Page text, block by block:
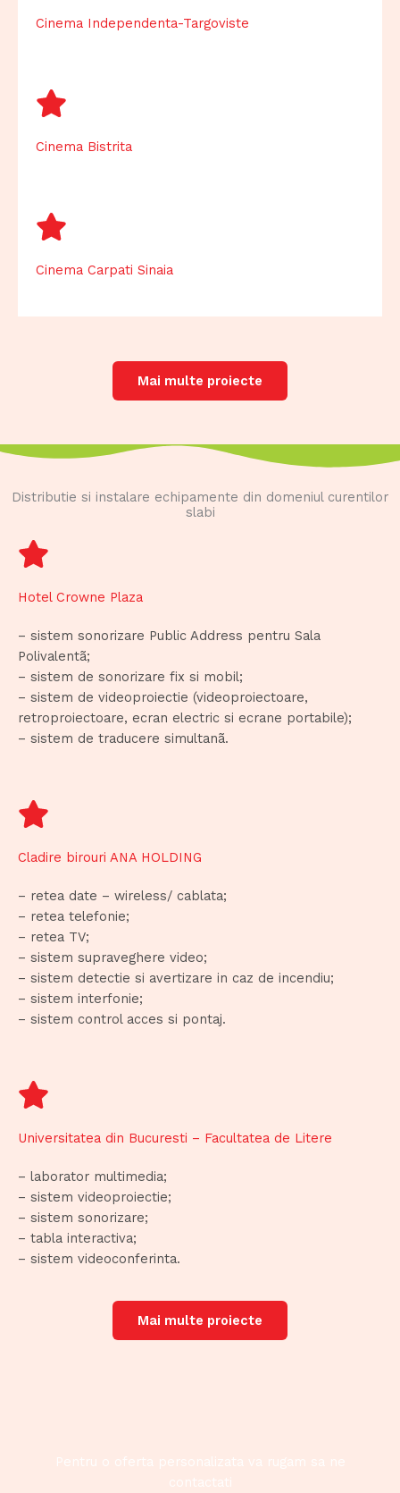
Cinema Independenta-Targoviste
Cinema Bistrita
Cinema Carpati Sinaia
Mai multe proiecte
Distributie si instalare echipamente din domeniul curentilor
slabi
Hotel Crowne Plaza
– sistem sonorizare Public Address pentru Sala
Polivalentã;
– sistem de sonorizare fix si mobil;
– sistem de videoproiectie (videoproiectoare,
retroproiectoare, ecran electric si ecrane portabile);
– sistem de traducere simultanã.
Cladire birouri ANA HOLDING
– retea date – wireless/ cablata;
– retea telefonie;
– retea TV;
– sistem supraveghere video;
– sistem detectie si avertizare in caz de incendiu;
– sistem interfonie;
– sistem control acces si pontaj.
Universitatea din Bucuresti – Facultatea de Litere
– laborator multimedia;
– sistem videoproiectie;
– sistem sonorizare;
– tabla interactiva;
– sistem videoconferinta.
Mai multe proiecte
Pentru o oferta personalizata va rugam sa ne
contactati